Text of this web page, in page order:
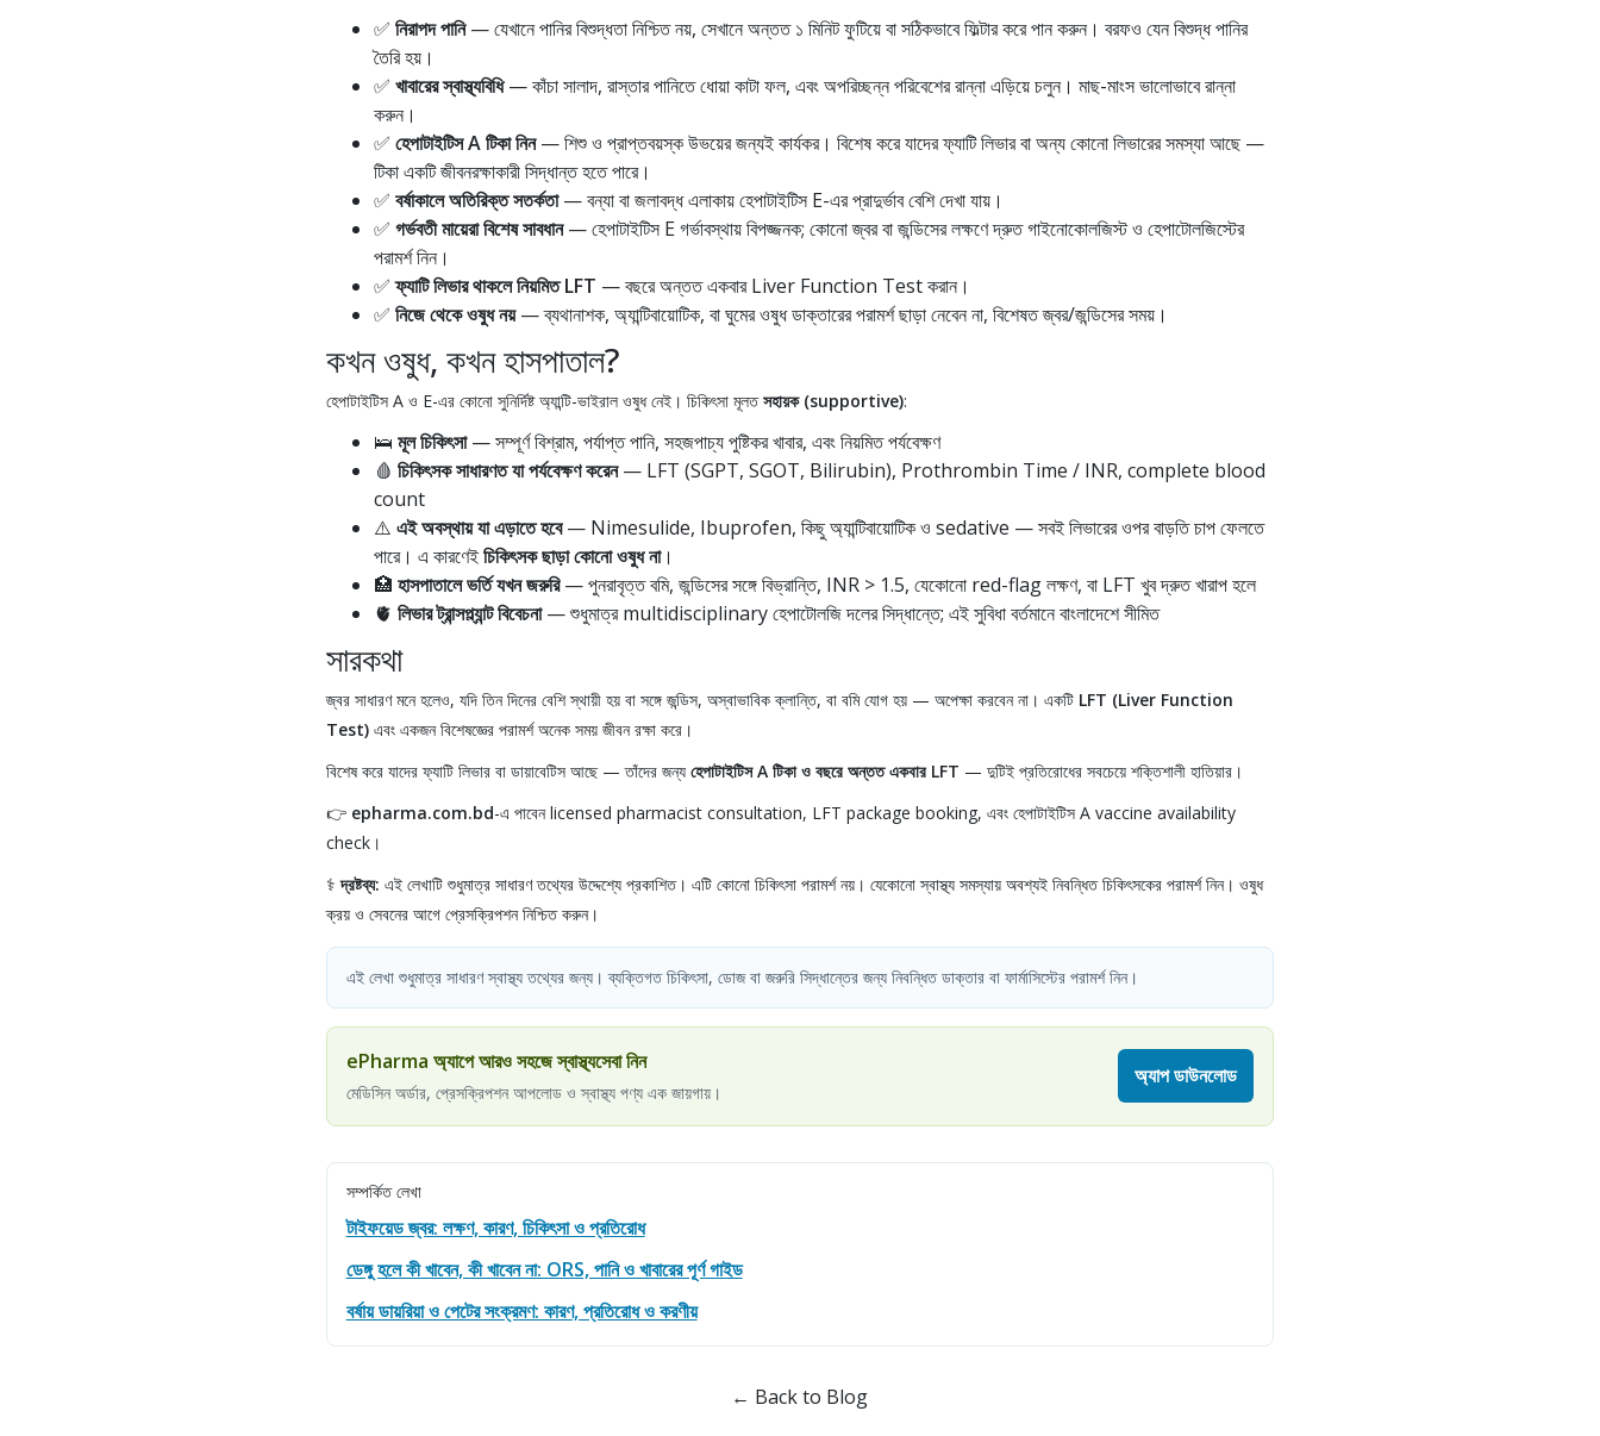
✅ নিরাপদ পানি— যেখানে পানির বিশুদ্ধতা নিশ্চিত নয়, সেখানে অন্তত ১ মিনিট ফুটিয়ে বা সঠিকভাবে ফিল্টার করে পান করুন। বরফও যেন বিশুদ্ধ পানির
তৈরি হয়।
✅ খাবারের স্বাস্থ্যবিধি— কাঁচা সালাদ, রাস্তার পানিতে ধোয়া কাটা ফল, এবং অপরিচ্ছন্ন পরিবেশের রান্না এড়িয়ে চলুন। মাছ-মাংস ভালোভাবে রান্না
করুন।
✅ হেপাটাইটিস A টিকা নিন— শিশু ও প্রাপ্তবয়স্ক উভয়ের জন্যই কার্যকর। বিশেষ করে যাদের ফ্যাটি লিভার বা অন্য কোনো লিভারের সমস্যা আছে —
টিকা একটি জীবনরক্ষাকারী সিদ্ধান্ত হতে পারে।
✅ বর্ষাকালে অতিরিক্ত সতর্কতা— বন্যা বা জলাবদ্ধ এলাকায় হেপাটাইটিস E-এর প্রাদুর্ভাব বেশি দেখা যায়।
✅ গর্ভবতী মায়েরা বিশেষ সাবধান— হেপাটাইটিস E গর্ভাবস্থায় বিপজ্জনক; কোনো জ্বর বা জন্ডিসের লক্ষণে দ্রুত গাইনোকোলজিস্ট ও হেপাটোলজিস্টের
পরামর্শ নিন।
✅ফ্যাটি লিভার থাকলে নিয়মিত LFT — বছরে অন্তত একবার Liver Function Test করান।
✅ নিজে থেকে ওষুধ নয়— ব্যথানাশক, অ্যান্টিবায়োটিক, বা ঘুমের ওষুধ ডাক্তারের পরামর্শ ছাড়া নেবেন না, বিশেষত জ্বর/জন্ডিসের সময়।
কখন ওষুধ, কখন হাসপাতাল?
হেপাটাইটিস A ও E-এর কোনো সুনির্দিষ্ট অ্যান্টি-ভাইরাল ওষুধ নেই। চিকিৎসা মূলতসহায়ক (supportive):
🛌 মূল চিকিৎসা— সম্পূর্ণ বিশ্রাম, পর্যাপ্ত পানি, সহজপাচ্য পুষ্টিকর খাবার, এবং নিয়মিত পর্যবেক্ষণ
🩸 চিকিৎসক সাধারণত যা পর্যবেক্ষণ করেন— LFT (SGPT, SGOT, Bilirubin), Prothrombin Time / INR, complete blood
count
⚠️ এই অবস্থায় যা এড়াতে হবে— Nimesulide, Ibuprofen, কিছু অ্যান্টিবায়োটিক ও sedative — সবই লিভারের ওপর বাড়তি চাপ ফেলতে
পারে। এ কারণেইচিকিৎসক ছাড়া কোনো ওষুধ না।
🏥 হাসপাতালে ভর্তি যখন জরুরি— পুনরাবৃত্ত বমি, জন্ডিসের সঙ্গে বিভ্রান্তি, INR > 1.5, যেকোনো red-flag লক্ষণ, বা LFT খুব দ্রুত খারাপ হলে
🫀 লিভার ট্রান্সপ্ল্যান্ট বিবেচনা— শুধুমাত্র multidisciplinary হেপাটোলজি দলের সিদ্ধান্তে; এই সুবিধা বর্তমানে বাংলাদেশে সীমিত
সারকথা
জ্বর সাধারণ মনে হলেও, যদি তিন দিনের বেশি স্থায়ী হয় বা সঙ্গে জন্ডিস, অস্বাভাবিক ক্লান্তি, বা বমি যোগ হয় — অপেক্ষা করবেন না। একটি LFT (Liver Function
Test)এবং একজন বিশেষজ্ঞের পরামর্শ অনেক সময় জীবন রক্ষা করে।
বিশেষ করে যাদের ফ্যাটি লিভার বা ডায়াবেটিস আছে — তাঁদের জন্য হেপাটাইটিস A টিকা ও বছরে অন্তত একবার LFT — দুটিই প্রতিরোধের সবচেয়ে শক্তিশালী হাতিয়ার।
👉 epharma.com.bd-এ পাবেন licensed pharmacist consultation, LFT package booking, এবং হেপাটাইটিস A vaccine availability
check।
⚕️দ্রষ্টব্য: এই লেখাটি শুধুমাত্র সাধারণ তথ্যের উদ্দেশ্যে প্রকাশিত। এটি কোনো চিকিৎসা পরামর্শ নয়। যেকোনো স্বাস্থ্য সমস্যায় অবশ্যই নিবন্ধিত চিকিৎসকের পরামর্শ নিন। ওষুধ
ক্রয় ও সেবনের আগে প্রেসক্রিপশন নিশ্চিত করুন।
এই লেখা শুধুমাত্র সাধারণ স্বাস্থ্য তথ্যের জন্য। ব্যক্তিগত চিকিৎসা, ডোজ বা জরুরি সিদ্ধান্তের জন্য নিবন্ধিত ডাক্তার বা ফার্মাসিস্টের পরামর্শ নিন।
ePharma অ্যাপে আরও সহজে স্বাস্থ্যসেবা নিন
মেডিসিন অর্ডার, প্রেসক্রিপশন আপলোড ও স্বাস্থ্য পণ্য এক জায়গায়।
অ্যাপ ডাউনলোড
সম্পর্কিত লেখা
টাইফয়েড জ্বর: লক্ষণ, কারণ, চিকিৎসা ও প্রতিরোধ
ডেঙ্গু হলে কী খাবেন, কী খাবেন না: ORS, পানি ও খাবারের পূর্ণ গাইড
বর্ষায় ডায়রিয়া ও পেটের সংক্রমণ: কারণ, প্রতিরোধ ও করণীয়
← Back to Blog